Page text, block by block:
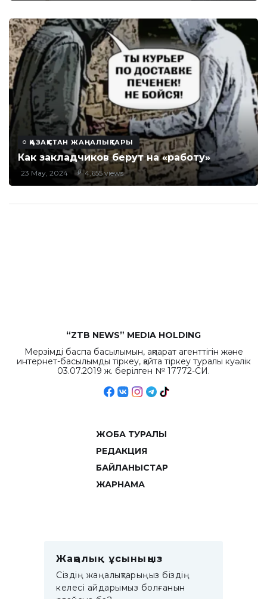
ҚАЗАҚСТАН ЖАҢАЛЫҚТАРЫ
Как закладчиков берут на «работу»
23 May, 2024 4,655 views
“ZTB NEWS” MEDIA HOLDING
Мерзімді баспа басылымын, ақпарат агенттігін және
интернет-басылымды тіркеу, қайта тіркеу туралы куәлік
03.07.2019 ж. берілген № 17772-СИ.
ЖОБА ТУРАЛЫ
РЕДАКЦИЯ
БАЙЛАНЫСТАР
ЖАРНАМА
Жаңалық ұсыныңыз
Сіздің жаңалықтарыңыз біздің
келесі айдарымыз болғанын